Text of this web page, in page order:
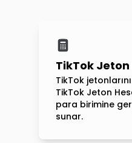
TikTok Jeton
TikTok
TikTok Jeton
para birimine
sunar.